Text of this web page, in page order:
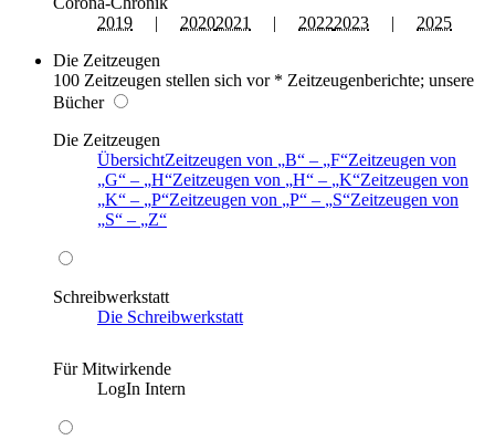
2019 | 20202021 | 20222023 | 2025
Die Zeitzeugen
100 Zeitzeugen stellen sich vor * Zeitzeugenberichte; unsere
Bücher
Die Zeitzeugen
ÜbersichtZeitzeugen von B – F Zeitzeugen von
G
– H Zeitzeugen von H – K Zeitzeugen von
K
– P Zeitzeugen von P – S Zeitzeugen von
S
– Z
Schreibwerkstatt
Die Schreibwerkstatt
Für Mitwirkende
LogIn Intern